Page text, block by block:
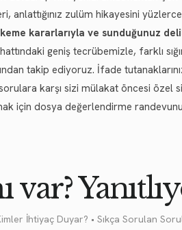
anlattığınız zulüm hikayesini
kararlarıyla ve sunduğunuz
geniş tecrübemizle, farklı
takip ediyoruz. İfade
karşı sizi mülakat öncesi özel
için dosya değerlendirme
var?
İhtiyaç Duyar? • Sıkça Sorulan